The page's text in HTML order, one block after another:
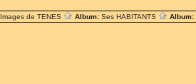
Images de TENES Album: Ses HABITANTS Album: